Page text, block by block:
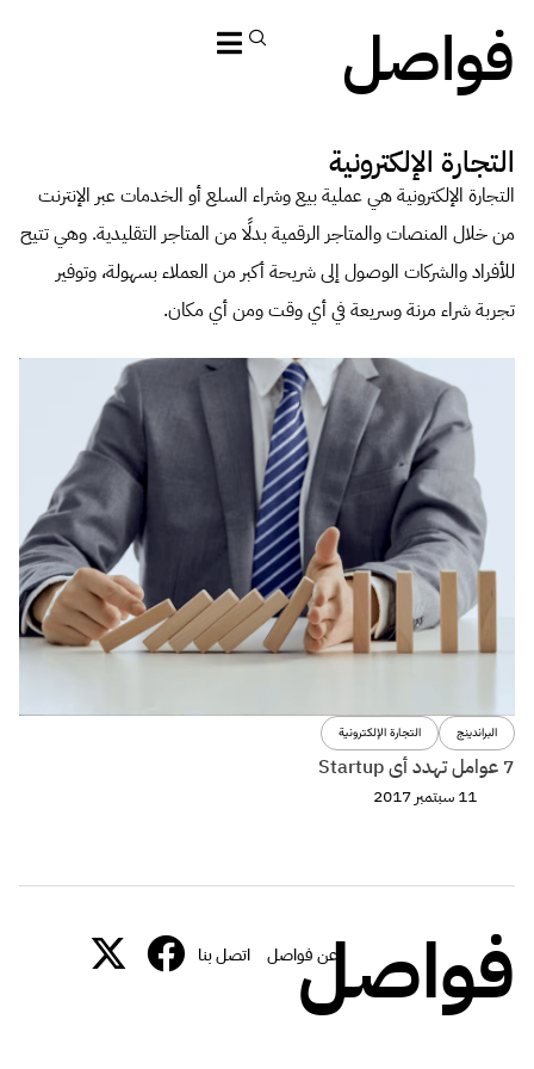
فواصل
التجارة الإلكترونية
التجارة الإلكترونية هي عملية بيع وشراء السلع أو الخدمات عبر الإنترنت
من خلال المنصات والمتاجر الرقمية بدلًا من المتاجر التقليدية. وهي تتيح
للأفراد والشركات الوصول إلى شريحة أكبر من العملاء بسهولة، وتوفير
تجربة شراء مرنة وسريعة في أي وقت ومن أي مكان.
البراندينج التجارة الإلكترونية
7 عوامل تهدد أى Startup
11 سبتمبر 2017
فواصل
عن فواصل اتصل بنا